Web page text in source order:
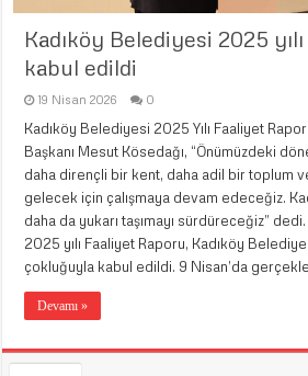
Kadıköy Belediyesi 2025
kabul edildi
19 Nisan 2026 0
Kadıköy Belediyesi 2025 Yılı Faaliyet
Başkanı Mesut Kösedağı, “Önümüzdeki
daha dirençli bir kent, daha adil bir toplum
gelecek için çalışmaya devam edeceğiz.
daha da yukarı taşımayı sürdüreceğiz”
2025 yılı Faaliyet Raporu, Kadıköy
çokluğuyla kabul edildi. 9 Nisan’da
Devamı »